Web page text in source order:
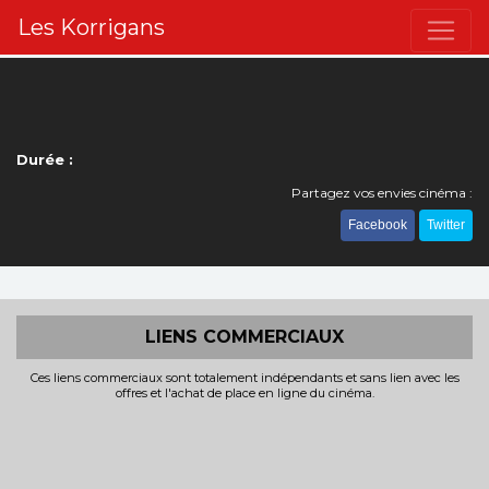
Les Korrigans
Durée :
Partagez vos envies cinéma :
Facebook Twitter
LIENS COMMERCIAUX
Ces liens commerciaux sont totalement indépendants et sans lien avec les
offres et l'achat de place en ligne du cinéma.